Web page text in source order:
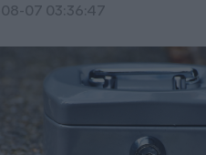
07 03:36:47